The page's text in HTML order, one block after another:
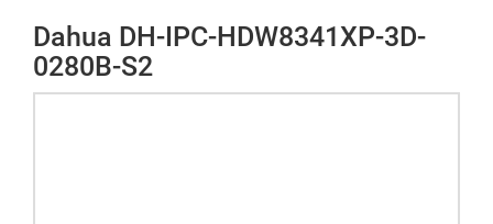
Dahua DH-IPC-HDW8341XP-3D-
0280B-S2